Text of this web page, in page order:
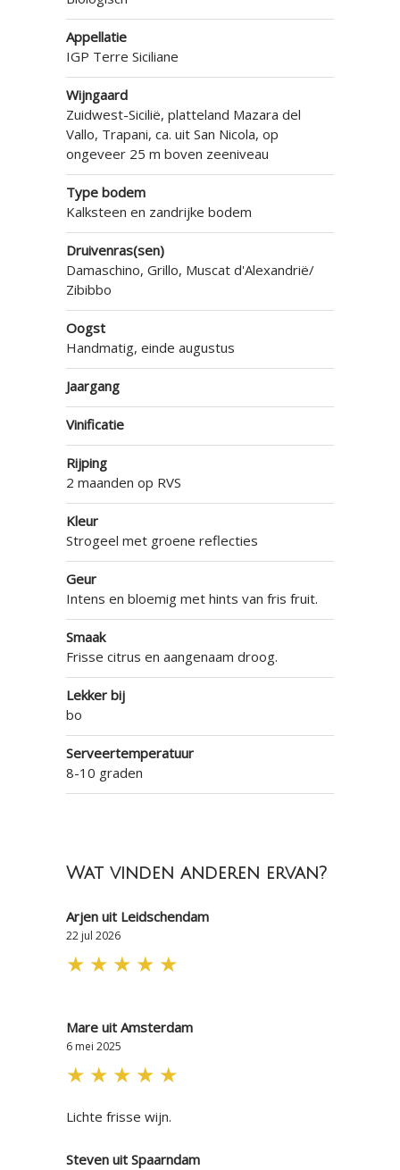
Appellatie
IGP Terre Siciliane
Wijngaard
Zuidwest-Sicilië, platteland Mazara del
Vallo, Trapani, ca. uit San Nicola, op
ongeveer 25 m boven zeeniveau
Type bodem
Kalksteen en zandrijke bodem
Druivenras(sen)
Damaschino, Grillo, Muscat d'Alexandrië/
Zibibbo
Oogst
Handmatig, einde augustus
Jaargang
Vinificatie
Rijping
2 maanden op RVS
Kleur
Strogeel met groene reflecties
Geur
Intens en bloemig met hints van fris fruit.
Smaak
Frisse citrus en aangenaam droog.
Lekker bij
bo
Serveertemperatuur
8-10 graden
Wat vinden anderen ervan?
Arjen uit Leidschendam
22 jul 2026
★ ★ ★ ★ ★
Mare uit Amsterdam
6 mei 2025
★ ★ ★ ★ ★
Lichte frisse wijn.
Steven uit Spaarndam